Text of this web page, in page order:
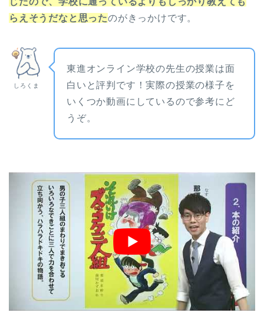
らえそうだなと思ったのがきっかけです。
しろくま
東進オンライン学校の先生の授業は面
白いと評判です！実際の授業の様子を
いくつか動画にしているので参考にど
うぞ。